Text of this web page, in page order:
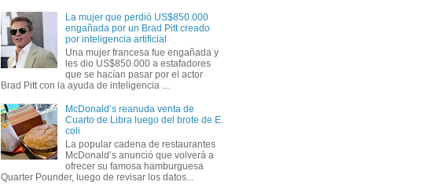
La mujer que perdió US$850.000
engañada por un Brad Pitt creado
por inteligencia artificial
Una mujer francesa fue engañada y
les dio US$850.000 a estafadores
que se hacían pasar por el actor
Brad Pitt con la ayuda de inteligencia ...
McDonald’s reanuda venta de
Cuarto de Libra luego del brote de E.
coli
La popular cadena de restaurantes
McDonald’s anunció que volverá a
ofrecer su famosa hamburguesa
Quarter Pounder, luego de revisar los datos...